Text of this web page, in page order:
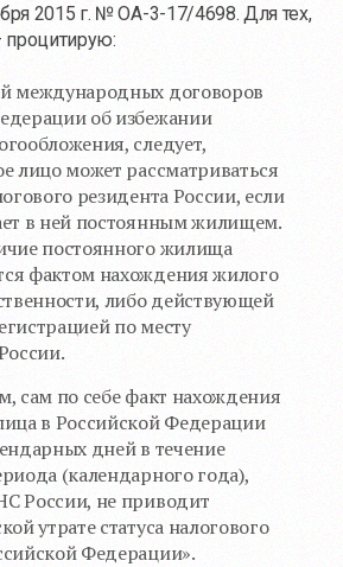
2015 г. № ОА-3-17/4698. Для тех,
процитирую:
международных договоров
об избежании
следует,
лицо может рассматриваться
резидента России, если
в ней постоянным жилищем.
постоянного жилища
фактом нахождения жилого
либо действующей
по месту
сам по себе факт нахождения
в Российской Федерации
дней в течение
(календарного года),
России, не приводит
утрате статуса налогового
Федерации».